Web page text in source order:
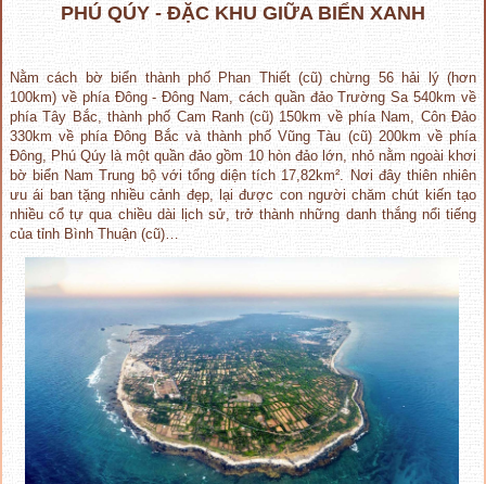
PHÚ QÚY - ĐẶC KHU GIỮA BIỂN XANH
Nằm cách bờ biển thành phố Phan Thiết (cũ) chừng 56 hải lý (hơn
100km) về phía Đông - Đông Nam, cách quần đảo Trường Sa 540km về
phía Tây Bắc, thành phố Cam Ranh (cũ) 150km về phía Nam, Côn Đảo
330km về phía Đông Bắc và thành phố Vũng Tàu (cũ) 200km về phía
Đông, Phú Qúy là một quần đảo gồm 10 hòn đảo lớn, nhỏ nằm ngoài khơi
bờ biển Nam Trung bộ với tổng diện tích 17,82km². Nơi đây thiên nhiên
ưu ái ban tặng nhiều cảnh đẹp, lại được con người chăm chút kiến tạo
nhiều cổ tự qua chiều dài lịch sử, trở thành những danh thắng nổi tiếng
của tỉnh Bình Thuận (cũ)…